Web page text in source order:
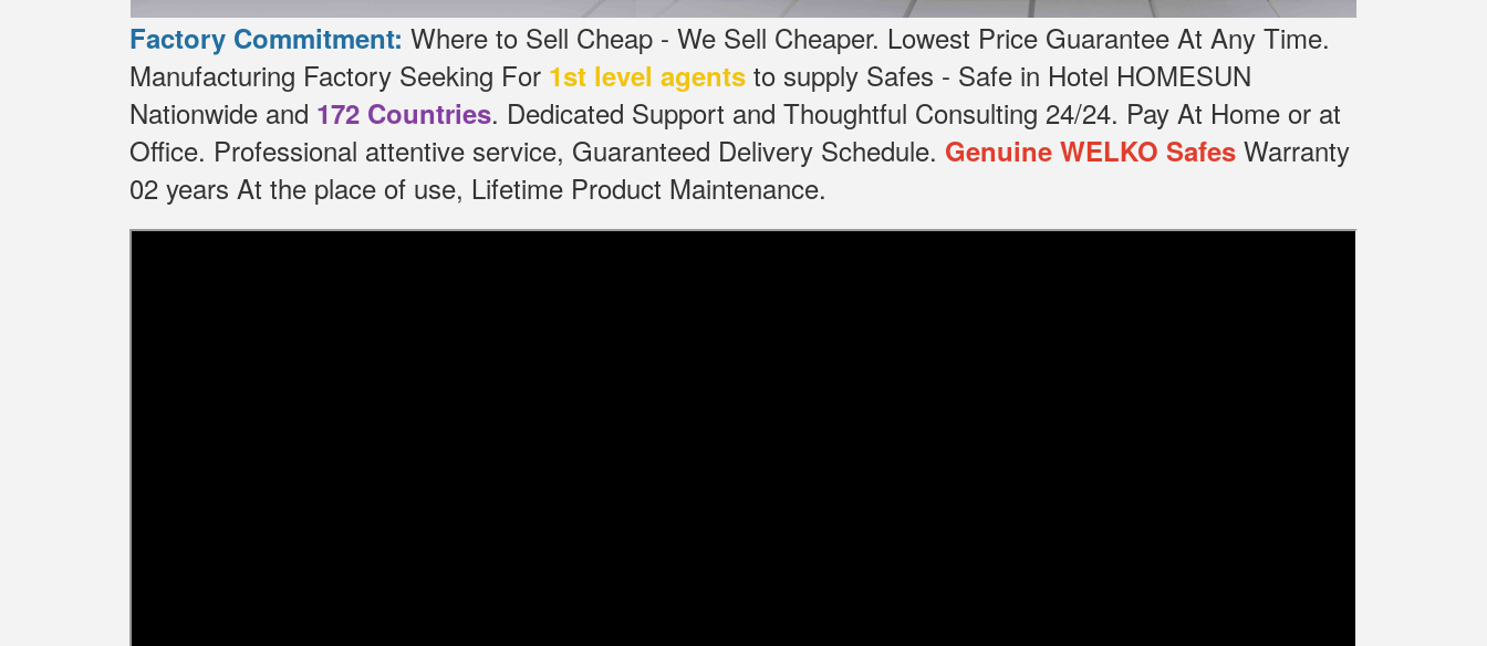
Factory Commitment: Where to Sell Cheap - We Sell Cheaper. Lowest Price Guarantee At Any Time.
Manufacturing Factory Seeking For 1st level agents to supply Safes - Safe in Hotel HOMESUN
Nationwide and 172 Countries. Dedicated Support and Thoughtful Consulting 24/24. Pay At Home or at
Office. Professional attentive service, Guaranteed Delivery Schedule. Genuine WELKO Safes Warranty
02 years At the place of use, Lifetime Product Maintenance.